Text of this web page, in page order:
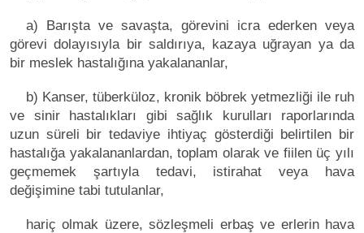
a) Barışta ve savaşta, görevini icra ederken veya
görevi dolayısıyla bir saldırıya, kazaya uğrayan ya da
bir meslek hastalığına yakalananlar,
b) Kanser, tüberküloz, kronik böbrek yetmezliği ile ruh
ve sinir hastalıkları gibi sağlık kurulları raporlarında
uzun süreli bir tedaviye ihtiyaç gösterdiği belirtilen bir
hastalığa yakalananlardan, toplam olarak ve fiilen üç yılı
geçmemek şartıyla tedavi, istirahat veya hava
değişimine tabi tutulanlar,
hariç olmak üzere, sözleşmeli erbaş ve erlerin hava